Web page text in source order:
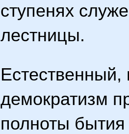
ступенях
лестницы.
Естественный,
демократизм
полноты бытия